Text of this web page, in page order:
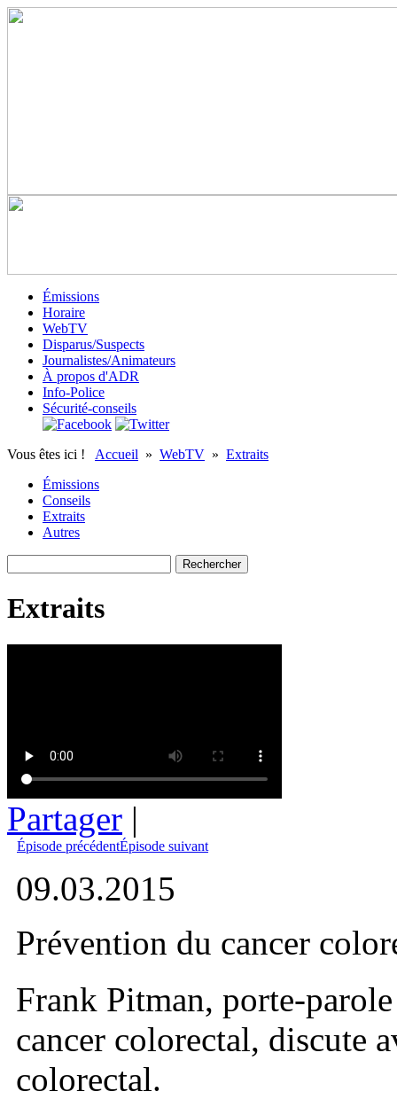
Émissions
Horaire
WebTV
Disparus/Suspects
Journalistes/Animateurs
À propos d'ADR
Info-Police
Sécurité-conseils
Vous êtes ici ! Accueil » WebTV » Extraits
Émissions
Conseils
Extraits
Autres
Extraits
Partager |
Épisode précédentÉpisode suivant
09.03.2015
Prévention du cancer
Frank Pitman, porte-
cancer colorectal, discute
colorectal.